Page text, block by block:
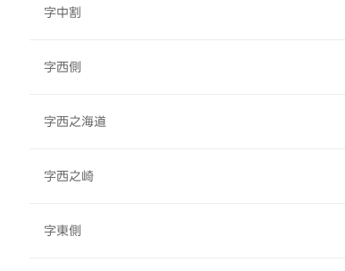
字中割
字西側
字西之海道
字西之崎
字東側